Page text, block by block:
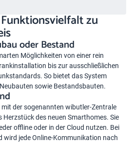
zu
oder Bestand
Möglichkeiten von einer rein
bis zur ausschließlichen
So bietet das System
sowie Bestandsbauten.
der sogenannten wibutler-Zentrale
Herzstück des neuen Smarthomes. Sie
offline oder in der Cloud nutzen. Bei
wird jede Online-Kommunikation nach